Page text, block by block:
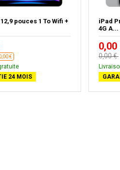
pouces 1 To Wifi +
€
24 MOIS
iPad
4G A...
0,00
0,00 €